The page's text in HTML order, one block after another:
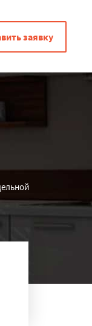
заявку